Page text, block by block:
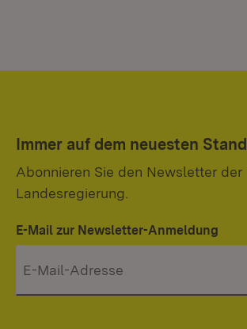
Immer auf dem neuesten Stand
Abonnieren Sie den Newsletter der
Landesregierung.
E-Mail zur Newsletter-Anmeldung